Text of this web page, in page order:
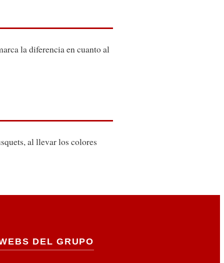
la diferencia en cuanto al
al llevar los colores
DEL GRUPO